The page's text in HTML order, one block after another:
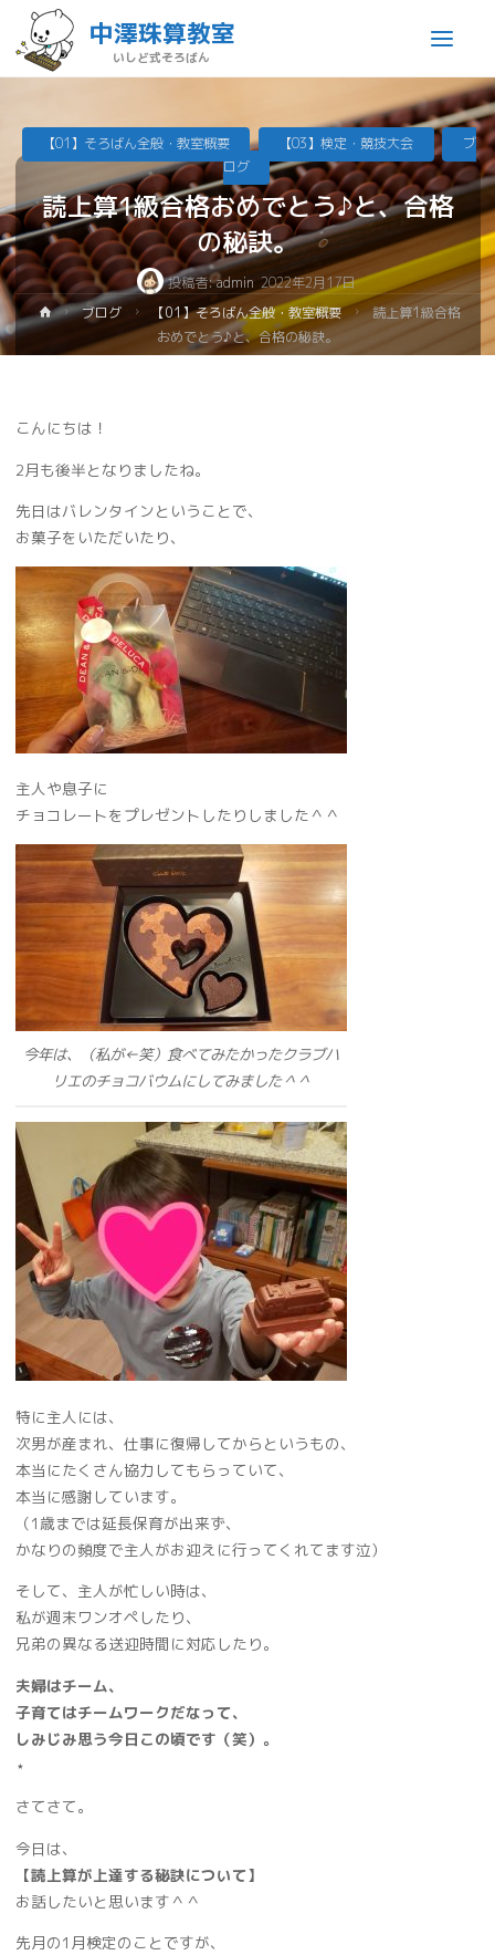
中澤珠算教室
いしど式そろばん
読上算1級合格おめでとう♪と、合格
の秘訣。
投稿者:admin 2022年2月17日
【01】そろばん全般・教室概要 【03】検定・競技大会
ブ
ログ
ブログ 【01】そろばん全般・教室概要
読上算1級合格
おめでとう♪と、合格の秘訣。
こんにちは！
2月も後半となりましたね。
先日はバレンタインということで、
お菓子をいただいたり、
主人や息子に
チョコレートをプレゼントしたりしました＾＾
今年は、（私が←笑）食べてみたかったクラブハ
リエのチョコバウムにしてみました＾＾
特に主人には、
次男が産まれ、仕事に復帰してからというもの、
本当にたくさん協力してもらっていて、
本当に感謝しています。
（1歳までは延長保育が出来ず、
かなりの頻度で主人がお迎えに行ってくれてます泣）
そして、主人が忙しい時は、
私が週末ワンオペしたり、
兄弟の異なる送迎時間に対応したり。
夫婦はチーム、
子育てはチームワークだなって、
しみじみ思う今日この頃です（笑）。
⋆
さてさて。
今日は、
【読上算が上達する秘訣について】
お話したいと思います＾＾
先月の1月検定のことですが、